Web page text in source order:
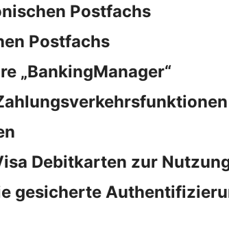
Postfachs
Postfachs
„BankingManager“
Debitkarten zur
gesicherte